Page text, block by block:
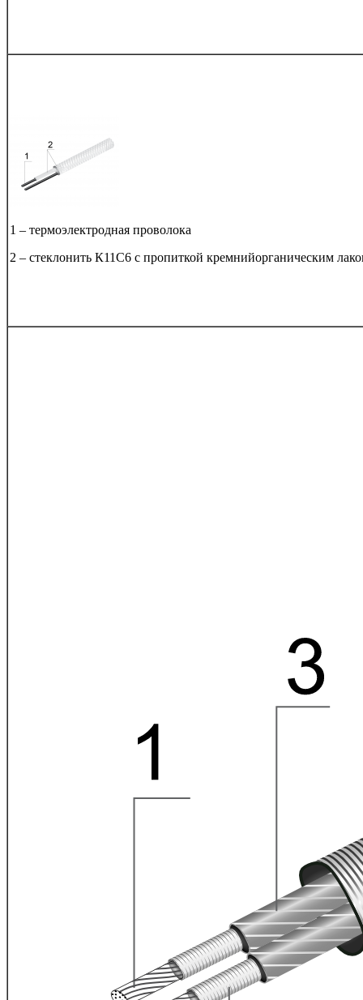
1 – термоэлектродная проволока
2 – cтеклонить К11С6 с пропиткой кремнийорганическим